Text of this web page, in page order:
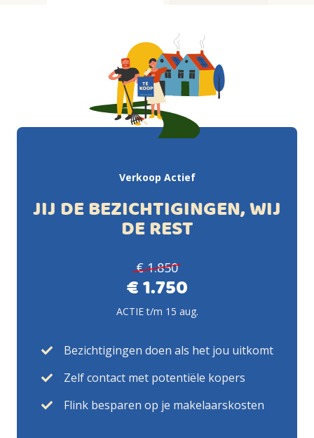
Verkoop Actief
JIJ DE BEZICHTIGINGEN, WIJ
DE REST
€ 1.850
€ 1.750
ACTIE t/m 15 aug.
Bezichtigingen doen als het jou uitkomt
Zelf contact met potentiële kopers
Flink besparen op je makelaarskosten